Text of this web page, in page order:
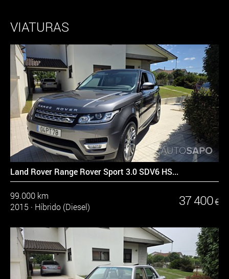
VIATURAS
Land Rover Range Rover Sport 3.0 SDV6 HS...
99.000 km
2015 · Híbrido (Diesel) 37 400 €